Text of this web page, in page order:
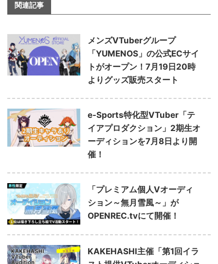
関連記事
メンズVTuberグループ
「YUMENOS」の公式ECサイ
トがオープン！7月19日20時
よりグッズ販売スタート
e-Sports特化型VTuber「テ
イアプロダクション」2期生オ
ーディションを7月8日より開
催！
「プレミアム個人Vオーディ
ション～無月雪風～」が
OPENREC.tvにて開催！
KAKEHASHI主催「第1回イラ